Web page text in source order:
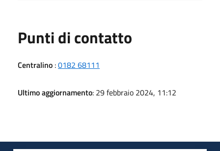
Punti di contatto
Centralino :0182 68111
Ultimo aggiornamento: 29 febbraio 2024, 11:12